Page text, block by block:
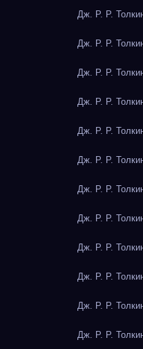
Дж. Р. Р.
Дж. Р. Р.
Дж. Р. Р.
Дж. Р. Р.
Дж. Р. Р.
Дж. Р. Р.
Дж. Р. Р.
Дж. Р. Р.
Дж. Р. Р.
Дж. Р. Р.
Дж. Р. Р.
Дж. Р. Р.